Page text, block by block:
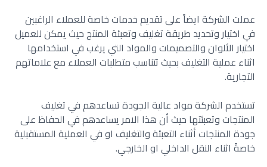
عملت الشركة ايضاً على تقديم خدمات خاصة للعملاء الراغبين
في اختيار وتحديد طريقة تغليف وتعبئة المنتج حيث يمكن للعميل
اختيار الألوان والتصميمات والمواد التي يرغب في استخدامها
اثناء عملية التغليف بحيث تتناسب متطلبات العملاء مع علاماتهم
التجارية.
تستخدم الشركة مواد عالية الجودة تساعدهم في تغليف
المنتجات وتعبئتها حيث أن هذا الامر يساعدهم في الحفاظ على
جودة المنتجات أثناء التعبئة والتغليف او في العملية المستقبلية
خاصةً اثناء النقل الداخلي او الخارجي.